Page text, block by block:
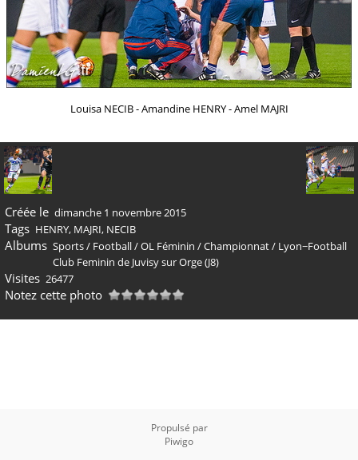
Louisa NECIB - Amandine HENRY - Amel MAJRI
Créée le dimanche 1 novembre 2015
Tags HENRY, MAJRI, NECIB
Albums Sports/ Football/OL Féminin /Championnat/ Lyon−Football
Club Feminin de Juvisy sur Orge (J8)
Visites 26477
Notez cette photo
Propulsé par
Piwigo